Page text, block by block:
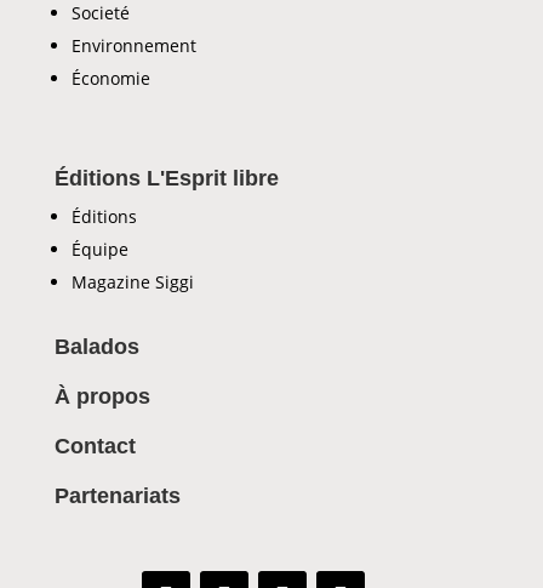
Societé
Environnement
Économie
Éditions L'Esprit libre
Éditions
Équipe
Magazine Siggi
Balados
À propos
Contact
Partenariats